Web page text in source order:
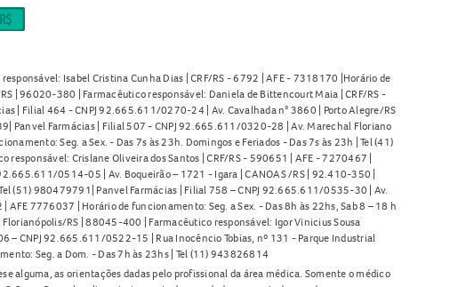
Isabel Cristina Cunha Dias | CRF/RS - 6792 | AFE - 7318170 |Horário de
| 96020-380 | Farmacêutico responsável: Daniela de Bittencourt Maia | CRF/RS -
| Filial 464 - CNPJ 92.665.611/0270-24 | Av. Cavalhada n° 3860 | Porto Alegre/RS
Panvel Farmácias | Filial 507 - CNPJ 92.665.611/0320-28 | Av. Marechal Floriano
Seg. a Sex. - Das 7s às 23h. Domingos e Feriados - Das 7s às 23h | Tel (41)
Crislane Oliveira dos Santos | CRF/RS - 590651 | AFE - 7270467 |
0514-05 | Av. Boqueirão – 1721 - Igara | CANOAS /RS | 92.410-350 |
(51) 980479791| Panvel Farmácias | Filial 758 – CNPJ 92.665.611/0535-30 | Av.
7776037 | Horário de funcionamento: Seg. a Sex. - Das 8h às 22hs, Sab 8 – 18 h
RS | 88045-400 | Farmacêutico responsável: Igor Vinicius Sousa
– CNPJ 92.665.611/0522-15 | Rua Inocêncio Tobias, nº 131 - Parque Industrial
Seg. a Dom. - Das 7h às 23hs | Tel (11) 943826814
alguma, as orientações dadas pelo profissional da área médica. Somente o médico